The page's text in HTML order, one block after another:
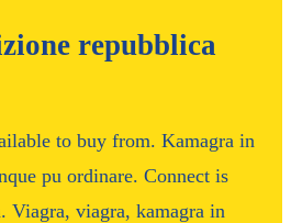
repubblica
to buy from. Kamagra in
pu ordinare. Connect is
Viagra, viagra, kamagra in